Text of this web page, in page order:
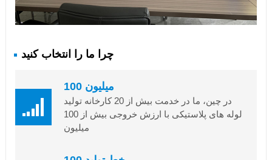
چرا ما را انتخاب کنید
100 میلیون
در چین، ما در خدمت بیش از 20 کارخانه تولید
لوله های پلاستیکی با ارزش خروجی بیش از 100
میلیون